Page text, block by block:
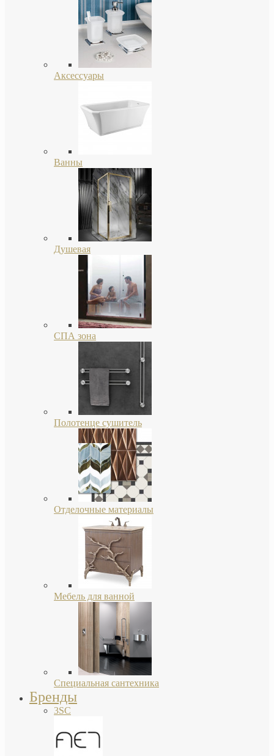
Аксессуары
Ванны
Душевая
СПА зона
Полотенце сушитель
Отделочные материалы
Мебель для ванной
Специальная сантехника
Бренды
3SC